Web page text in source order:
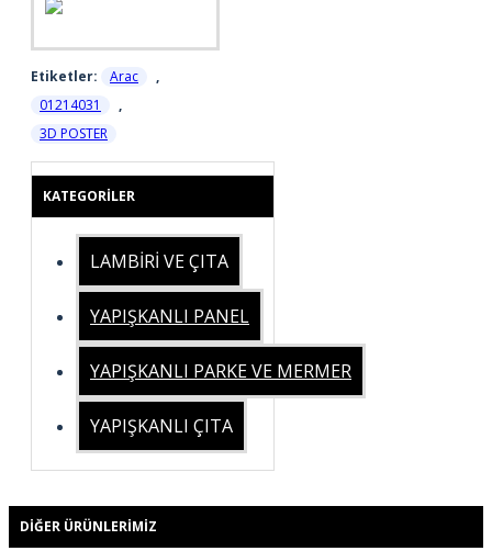
Etiketler: Arac
,
01214031
,
3D POSTER
KATEGORILER
LAMBİRİ VE ÇITA
YAPIŞKANLI PANEL
YAPIŞKANLI PARKE VE MERMER
YAPIŞKANLI ÇITA
DIĞER ÜRÜNLERIMIZ